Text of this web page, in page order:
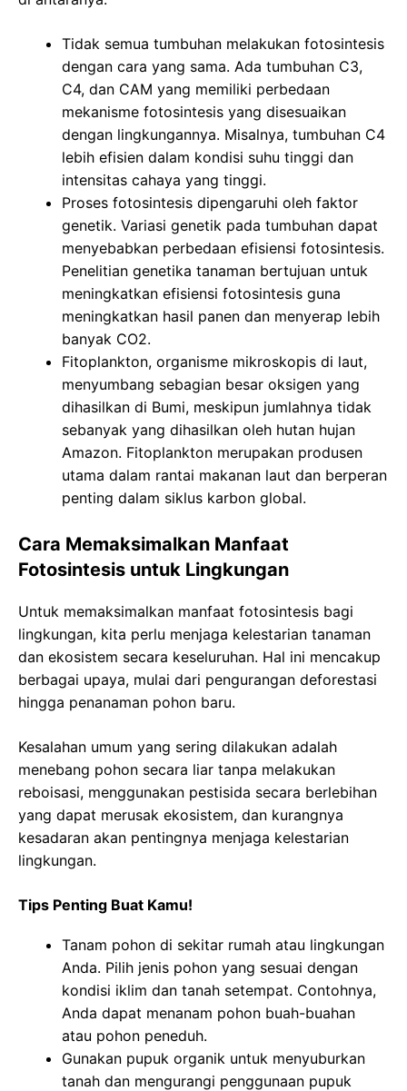
Tidak semua tumbuhan melakukan fotosintesis
dengan cara yang sama. Ada tumbuhan C3,
C4, dan CAM yang memiliki perbedaan
mekanisme fotosintesis yang disesuaikan
dengan lingkungannya. Misalnya, tumbuhan C4
lebih efisien dalam kondisi suhu tinggi dan
intensitas cahaya yang tinggi.
Proses fotosintesis dipengaruhi oleh faktor
genetik. Variasi genetik pada tumbuhan dapat
menyebabkan perbedaan efisiensi fotosintesis.
Penelitian genetika tanaman bertujuan untuk
meningkatkan efisiensi fotosintesis guna
meningkatkan hasil panen dan menyerap lebih
banyak CO2.
Fitoplankton, organisme mikroskopis di laut,
menyumbang sebagian besar oksigen yang
dihasilkan di Bumi, meskipun jumlahnya tidak
sebanyak yang dihasilkan oleh hutan hujan
Amazon. Fitoplankton merupakan produsen
utama dalam rantai makanan laut dan berperan
penting dalam siklus karbon global.
Cara Memaksimalkan Manfaat
Fotosintesis untuk Lingkungan
Untuk memaksimalkan manfaat fotosintesis bagi
lingkungan, kita perlu menjaga kelestarian tanaman
dan ekosistem secara keseluruhan. Hal ini mencakup
berbagai upaya, mulai dari pengurangan deforestasi
hingga penanaman pohon baru.
Kesalahan umum yang sering dilakukan adalah
menebang pohon secara liar tanpa melakukan
reboisasi, menggunakan pestisida secara berlebihan
yang dapat merusak ekosistem, dan kurangnya
kesadaran akan pentingnya menjaga kelestarian
lingkungan.
Tips Penting Buat Kamu!
Tanam pohon di sekitar rumah atau lingkungan
Anda. Pilih jenis pohon yang sesuai dengan
kondisi iklim dan tanah setempat. Contohnya,
Anda dapat menanam pohon buah-buahan
atau pohon peneduh.
Gunakan pupuk organik untuk menyuburkan
tanah dan mengurangi penggunaan pupuk